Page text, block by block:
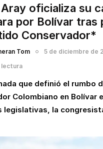
oficializa su
por Bolívar tras
Conservador*
Tom
5 de diciembre de
lectura
que definió el rumbo
Colombiano en Bolívar
legislativas, la